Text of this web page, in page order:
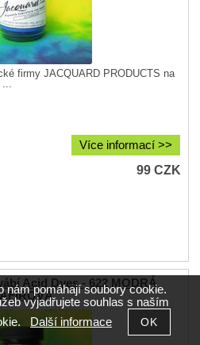
firmy JACQUARD PRODUCTS na
...
Více informací >>
99CZK
Acid Dyes - 622 MODRÁ
nám pomáhají soubory cookie.
vyjadřujete souhlas s naším
Další informace